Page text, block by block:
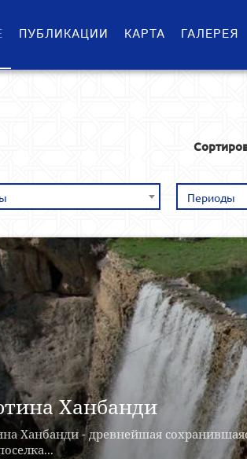
ПУБЛИКАЦИИ КАРТА ГАЛЕРЕЯ
Периоды
Ханбанди
Ханбанди - древнейшая